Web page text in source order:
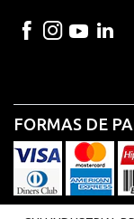
FORMAS DE